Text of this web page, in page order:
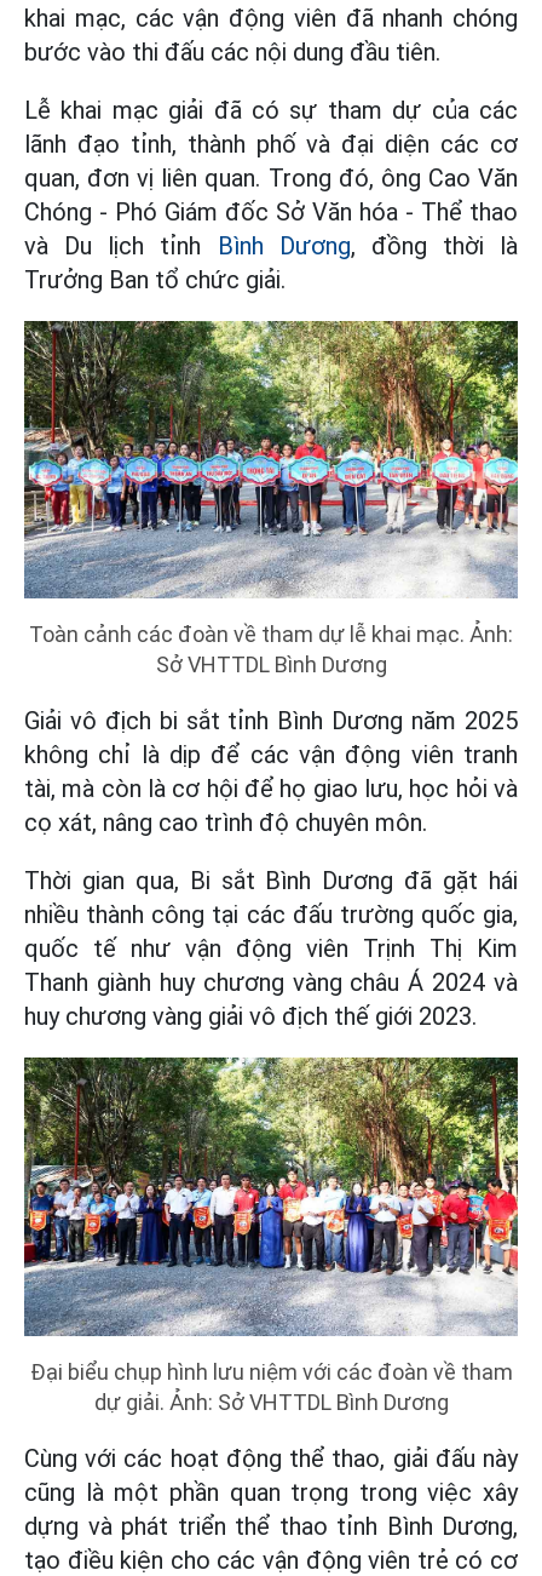
khai mạc, các vận động viên đã nhanh chóng
bước vào thi đấu các nội dung đầu tiên.
Lễ khai mạc giải đã có sự tham dự của các
lãnh đạo tỉnh, thành phố và đại diện các cơ
quan, đơn vị liên quan. Trong đó, ông Cao Văn
Chóng - Phó Giám đốc Sở Văn hóa - Thể thao
và Du lịch tỉnh
Bình Dương, đồng thời là
Trưởng Ban tổ chức giải.
Toàn cảnh các đoàn về tham dự lễ khai mạc. Ảnh:
Sở VHTTDL Bình Dương
Giải vô địch bi sắt tỉnh Bình Dương năm 2025
không chỉ là dịp để các vận động viên tranh
tài, mà còn là cơ hội để họ giao lưu, học hỏi và
cọ xát, nâng cao trình độ chuyên môn.
Thời gian qua, Bi sắt Bình Dương đã gặt hái
nhiều thành công tại các đấu trường quốc gia,
quốc tế như vận động viên Trịnh Thị Kim
Thanh giành huy chương vàng châu Á 2024 và
huy chương vàng giải vô địch thế giới 2023.
Đại biểu chụp hình lưu niệm với các đoàn về tham
dự giải. Ảnh: Sở VHTTDL Bình Dương
Cùng với các hoạt động thể thao, giải đấu này
cũng là một phần quan trọng trong việc xây
dựng và phát triển thể thao tỉnh Bình Dương,
tạo điều kiện cho các vận động viên trẻ có cơ